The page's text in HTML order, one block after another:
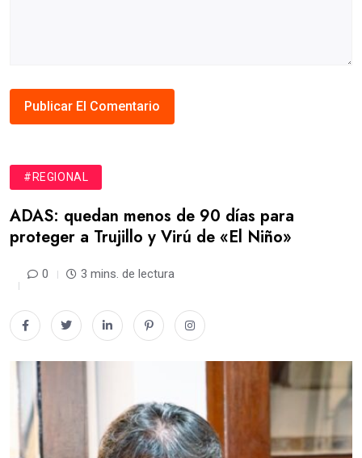
#REGIONAL
ADAS: quedan menos de 90 días para
proteger a Trujillo y Virú de «El Niño»
0 3 mins. de lectura